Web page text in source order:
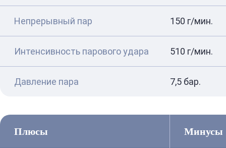
Непрерывный пар 150 г/мин.
Интенсивность парового удара 510 г/мин.
Давление пара 7,5 бар.
Плюсы Минусы